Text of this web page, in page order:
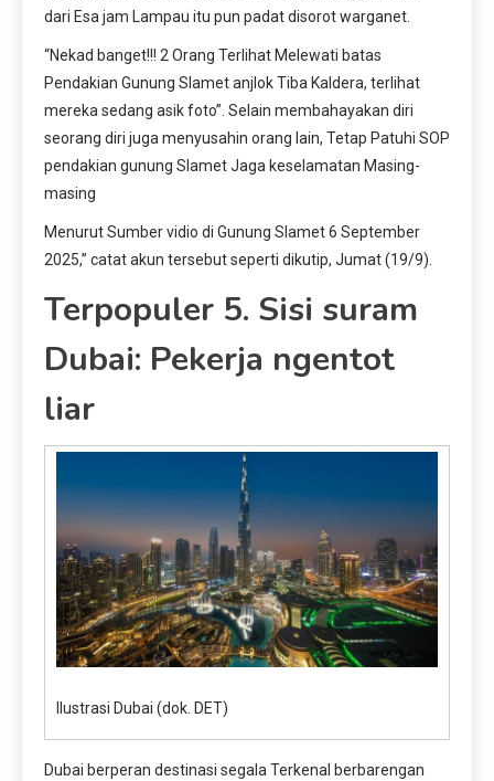
dari Esa jam Lampau itu pun padat disorot warganet.
“Nekad banget!!! 2 Orang Terlihat Melewati batas
Pendakian Gunung Slamet anjlok Tiba Kaldera, terlihat
mereka sedang asik foto”. Selain membahayakan diri
seorang diri juga menyusahin orang lain, Tetap Patuhi SOP
pendakian gunung Slamet Jaga keselamatan Masing-
masing
Menurut Sumber vidio di Gunung Slamet 6 September
2025,” catat akun tersebut seperti dikutip, Jumat (19/9).
Terpopuler 5. Sisi suram
Dubai: Pekerja ngentot
liar
Ilustrasi Dubai (dok. DET)
Dubai berperan destinasi segala Terkenal berbarengan